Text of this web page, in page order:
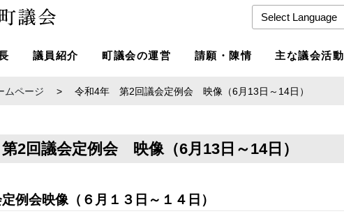
議員紹介 町議会の運営 請願・陳情 主な議会活動
ムページ > 令和4年 第2回議会定例会 映像（6月13日～14日）
2回議会定例会 映像（6月13日～14日）
例会映像（６月１３日～１４日）
大洗町